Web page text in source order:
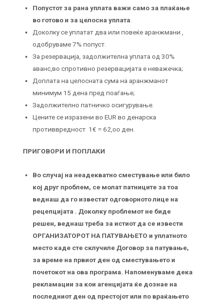
Попустот за рана уплата важи само за плаќање
во готово и за целосна уплата
Доколку се уплатат два или повеќе аранжмани ,
одобруваме 7% попуст.
За резервација, задолжителна уплата од 30%
аванс,во спротивно резервацијата е неважечка;
Доплата на целосната сума на аранжманот
минимум 15 дена пред поаѓање;
Задолжително патничко осигурување.
Цените се изразени во EUR во денарска
противвредност 1€ = 62,оо ден.
ПРИГОВОРИ И ПОПЛАКИ
Во случај на неадекватно сместување или било
кој друг проблем, се молат патниците за тоа
веднаш да го известат одговорното лице на
рецепцијата . Доколку проблемот не биде
решен, веднаш треба за истиот да се извести
ОРГАНИЗАТОРОТ НА ПАТУВАЊЕТО и уплатното
место каде сте склучиле Договор за патување,
за време на првиот ден од сместувањето и
почетокот на овa програмa. Напоменуваме дека
рекламации за кои агенцијата ќе дознае на
последниот ден од престојот или по враќањето